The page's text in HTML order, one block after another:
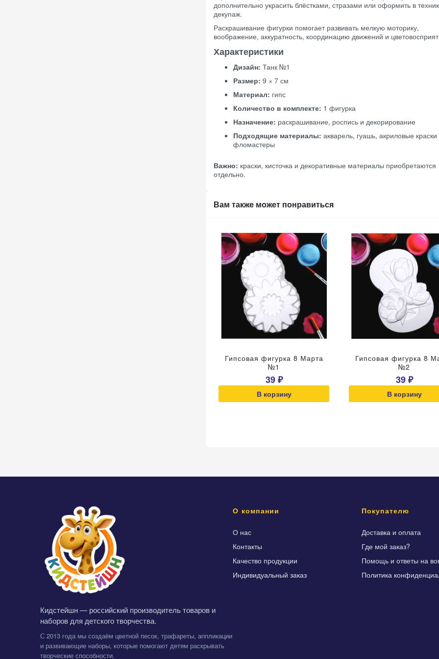
дополнительно украсить блёстками, стразами или оформить в
декупаж.
Раскрашивание фигурки помогает развивать мелкую моторику,
воображение, аккуратность, координацию движений и
Характеристики
Дизайн: Танк №1
Размер: 9 × 7 см
Материал: гипс
Количество в комплекте: 1 фигурка
Назначение: раскрашивание, роспись и декорирование
Подходящие материалы: акварель, гуашь, акриловые краски
фломастеры
Важно: краски, кисточка и декоративные материалы приобретаются
отдельно.
Вам также может понравиться
Гипсовая фигурка 8 Марта
№1
39 ₽
В корзину
Гипсовая фигурка 8
№2
39 ₽
В корзину
Кидстейшн — российский производитель товаров и
наборов для детского творчества.
С 2013 года мы создаём цветной песок, трафареты, аппликации
и развивающие наборы, которые помогают детям раскрывать
творческие способности.
О компании
О нас
Контакты
Качество продукции
Индивидуальный заказ
Покупателю
Доставка и оплата
Где мой заказ?
Помощь и ответы на
Политика